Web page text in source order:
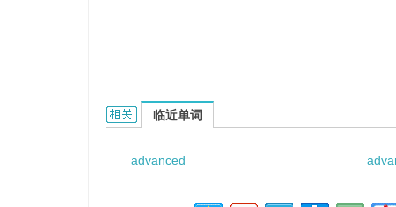
Advanced Engineering Supplemental Order的相
临近单词
advanced